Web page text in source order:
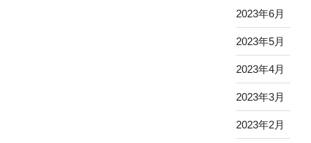
2023年6月
2023年5月
2023年4月
2023年3月
2023年2月